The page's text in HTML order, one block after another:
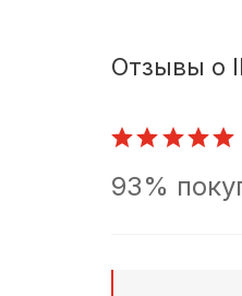
Отзывы о
93%